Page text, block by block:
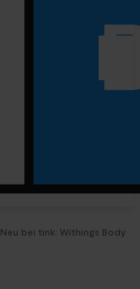
Neu bei tink: Withings Body